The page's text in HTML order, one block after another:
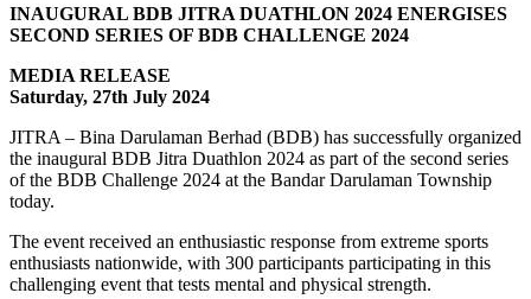
INAUGURAL BDB JITRA DUATHLON 2024 ENERGISES
SECOND SERIES OF BDB CHALLENGE 2024
MEDIA RELEASE
Saturday, 27th July 2024
JITRA – Bina Darulaman Berhad (BDB) has successfully organized
the inaugural BDB Jitra Duathlon 2024 as part of the second series
of the BDB Challenge 2024 at the Bandar Darulaman Township
today.
The event received an enthusiastic response from extreme sports
enthusiasts nationwide, with 300 participants participating in this
challenging event that tests mental and physical strength.